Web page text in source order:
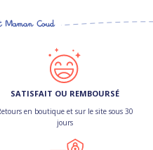
SATISFAIT OU REMBOURSÉ
en boutique et sur le site sous 30
jours